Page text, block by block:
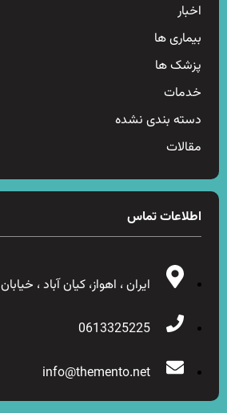
اخبار
بیماری ها
پزشک ها
خدمات
دسته بندی نشده
مقالات
اطلاعات تماس
ایران ، اهواز، کیان آباد ، خیابان 28 شرقی ، پلاک 12
0613325225
info@themento.net